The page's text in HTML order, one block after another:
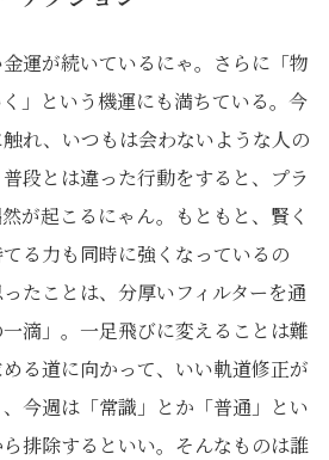
運が続いているにゃ。さらに「物
」という機運にも満ちている。今
れ、いつもは会わないような人の
段とは違った行動をすると、プラ
が起こるにゃん。もともと、賢く
る力も同時に強くなっているの
たことは、分厚いフィルターを通
滴」。一足飛びに変えることは難
る道に向かって、いい軌道修正が
今週は「常識」とか「普通」とい
排除するといい。そんなものは誰